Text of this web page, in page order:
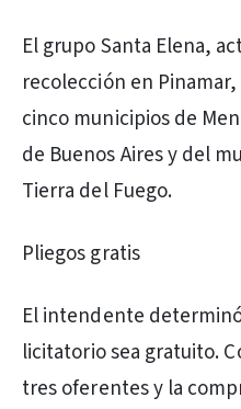
El grupo Santa Elena,
recolección en
cinco municipios de
de Buenos Aires y del
Tierra del Fuego.
Pliegos gratis
El intendente
licitatorio sea gratuito.
tres oferentes y la